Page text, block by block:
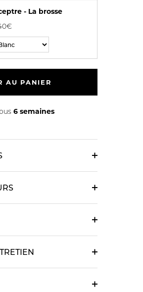
- La brosse
AU PANIER
6 semaines